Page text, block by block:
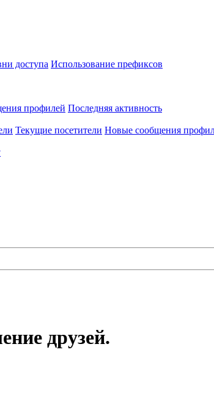
доступа Использование префиксов
профилей Последняя активность
Текущие посетители Новые сообщения
друзей.